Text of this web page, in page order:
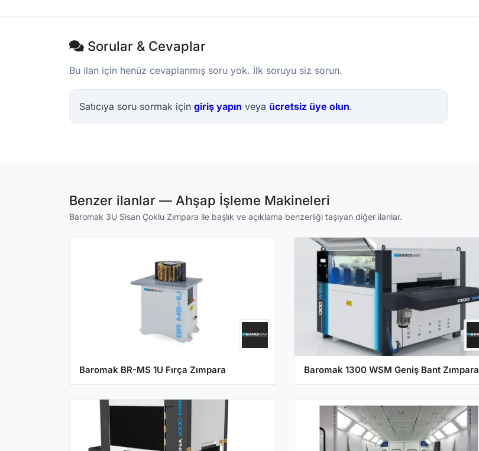
Sorular & Cevaplar
Bu ilan için henüz cevaplanmış soru yok. İlk soruyu siz sorun.
Satıcıya soru sormak için giriş yapın veya ücretsiz üye olun.
Benzer ilanlar — Ahşap İşleme Makineleri
Baromak 3U Sisan Çoklu Zımpara ile başlık ve açıklama benzerliği taşıyan diğer ilanlar.
Baromak BR-MS 1U Fırça Zımpara Baromak 1300 WSM Geniş Bant Zımpara